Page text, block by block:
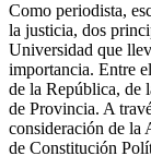
Como periodista,
la justicia, dos
Universidad que
importancia. Entre
de la República, de
de Provincia. A
consideración de la
de Constitución